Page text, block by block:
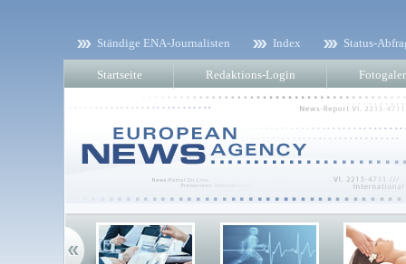
Ständige ENA-Journalisten Index Status-
Startseite Redaktions-Login